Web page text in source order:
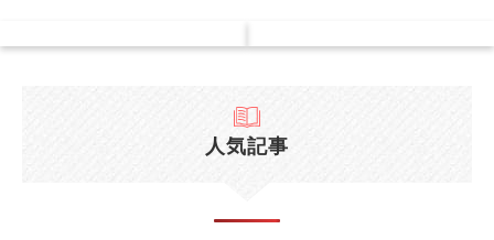
人気記事